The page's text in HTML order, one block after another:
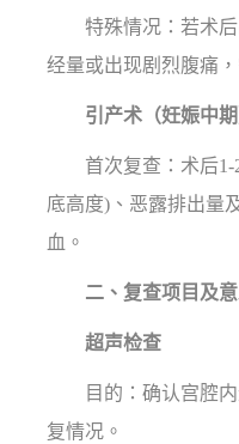
特殊情况：若术后
经量或出现剧烈腹痛
引产术（妊娠中期
首次复查：术后1-2
底高度)、恶露排出量
血。
二、复查项目及意
超声检查
目的：确认宫腔内
复情况。